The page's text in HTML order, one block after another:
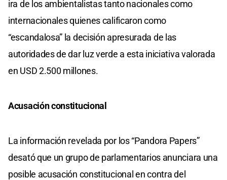
ira de los ambientalistas tanto nacionales como
internacionales quienes calificaron como
“escandalosa” la decisión apresurada de las
autoridades de dar luz verde a esta iniciativa valorada
en USD 2.500 millones.
Acusación constitucional
La información revelada por los “Pandora Papers”
desató que un grupo de parlamentarios anunciara una
posible acusación constitucional en contra del